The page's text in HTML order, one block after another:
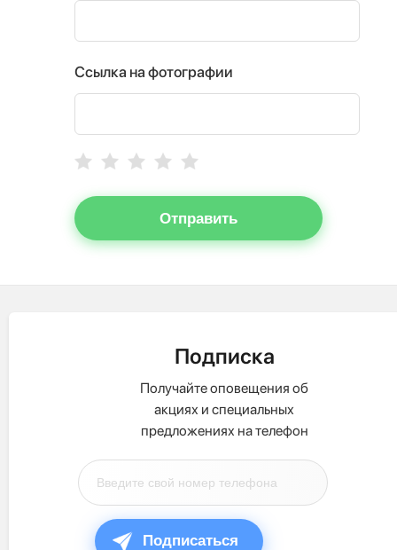
Ссылка на фотографии
Отправить
Подписка
Получайте оповещения об
акциях и специальных
предложениях на телефон
Подписаться